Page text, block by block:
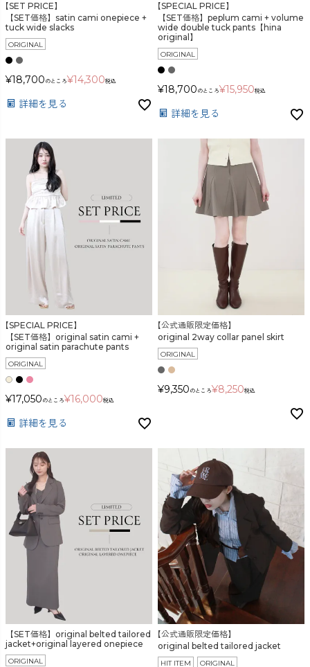
【SET PRICE】
【SET価格】satin cami onepiece +
tuck wide slacks
ORIGINAL
¥18,700 のところ¥14,300税込
詳細を見る
【SPECIAL PRICE】
【SET価格】peplum cami + volume
wide double tuck pants【hina
original】
ORIGINAL
¥18,700 のところ¥15,950税込
詳細を見る
【SPECIAL PRICE】
【SET価格】original satin cami +
original satin parachute pants
ORIGINAL
¥17,050 のところ¥16,000税込
詳細を見る
【公式通販限定価格】
original 2way collar panel skirt
ORIGINAL
¥9,350 のところ¥8,250税込
【SET価格】original belted tailored
jacket+original layered onepiece
ORIGINAL
【公式通販限定価格】
original belted tailored jacket
HIT ITEM ORIGINAL